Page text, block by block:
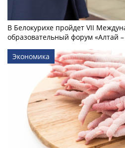
В Белокурихе пройдет VII
образовательный форум «Алтай
Экономика